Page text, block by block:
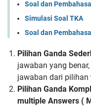
Soal dan
Simulasi Soal TKA
Soal dan
Pilihan Ganda
jawaban yang
jawaban dari pilihan
Pilihan Ganda
multiple Answers (